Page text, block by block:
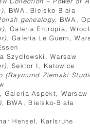
, BWA, Bielsko-Biała
genealogy,
Galeria Entropia,
Galeria Le Guern,
Szydłowski, Warsaw
Sektor I, Katowice
(Raymund Ziemski
, Galeria Aspekt, Warsaw
, BWA, Bielsko-Biała
Hensel, Karlsruhe